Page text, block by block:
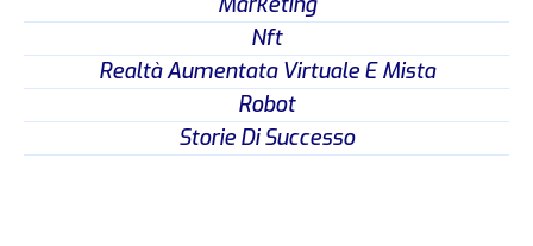
Nft
Realtà Aumentata Virtuale E Mista
Robot
Storie Di Successo